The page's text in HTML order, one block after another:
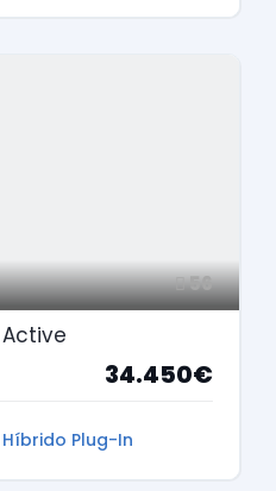
56
Active
34.450€
Híbrido Plug-In